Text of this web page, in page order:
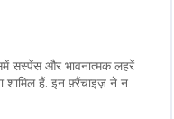
सस्पेंस और भावनात्मक लहरें
शामिल हैं. इन फ़्रैंचाइज़ ने न